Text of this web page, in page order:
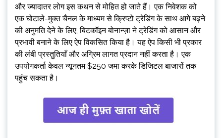
और ज्यादातर लोग इस कथन से मोहित हो जाते हैं। एक निवेशक को
एक घोटाले-मुक्त चैनल के माध्यम से क्रिप्टो ट्रेडिंग के साथ आगे बढ़ने
की अनुमति देने के लिए, बिटकॉइन बोनान्ज़ा ने ट्रेडिंग को आसान और
प्रभावी बनाने के लिए ऐप विकसित किया है। यह ऐप किसी भी प्रकार
की लंबी प्रस्तुतियाँ और अग्रिम लागत प्रदान नहीं करता है। एक
उपयोगकर्ता केवल न्यूनतम $250 जमा करके डिजिटल बाजारों तक
पहुंच सकता है।